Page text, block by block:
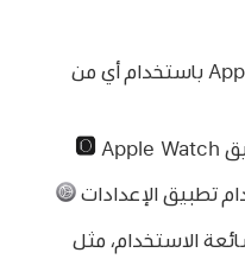
يمكنك ضبط إعدادات Apple Watch باستخدام أي من
تطبيق الإعدادات
الاستخدام، مثل